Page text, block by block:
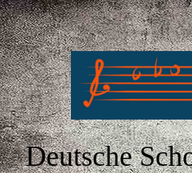
Deutsche